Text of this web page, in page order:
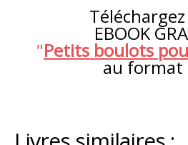
EBOOK
"Petits boulots
au format